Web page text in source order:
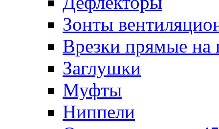
Зонты
Врезки прямые на
Заглушки
Муфты
Ниппели